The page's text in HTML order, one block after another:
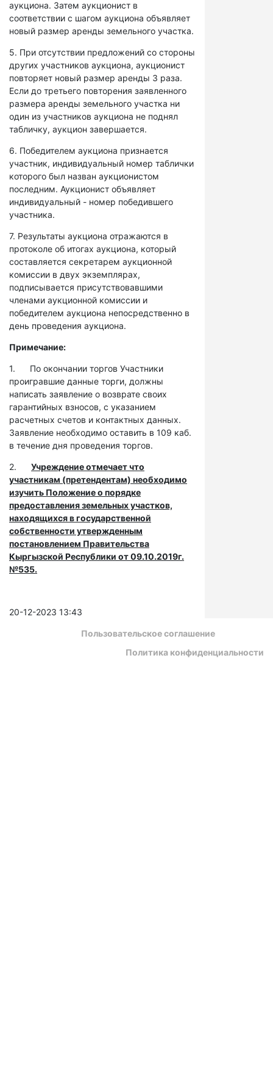
аукциона. Затем аукционист в
соответствии с шагом аукциона объявляет
новый размер аренды земельного участка.
5. При отсутствии предложений со стороны
других участников аукциона, аукционист
повторяет новый размер аренды 3 раза.
Если до третьего повторения заявленного
размера аренды земельного участка ни
один из участников аукциона не поднял
табличку, аукцион завершается.
6. Победителем аукциона признается
участник, индивидуальный номер таблички
которого был назван аукционистом
последним. Аукционист объявляет
индивидуальный - номер победившего
участника.
7. Результаты аукциона отражаются в
протоколе об итогах аукциона, который
составляется секретарем аукционной
комиссии в двух экземплярах,
подписывается присутствовавшими
членами аукционной комиссии и
победителем аукциона непосредственно в
день проведения аукциона.
Примечание:
1. По окончании торгов Участники
проигравшие данные торги, должны
написать заявление о возврате своих
гарантийных взносов, с указанием
расчетных счетов и контактных данных.
Заявление необходимо оставить в 109 каб.
в течение дня проведения торгов.
2. Учреждение отмечает что
участникам (претендентам) необходимо
изучить Положение о порядке
предоставления земельных участков,
находящихся в государственной
собственности утвержденным
постановлением Правительства
Кыргызской Республики от 09.10.2019г.
№535.
20-12-2023 13:43
Пользовательское соглашение
Политика конфиденциальности